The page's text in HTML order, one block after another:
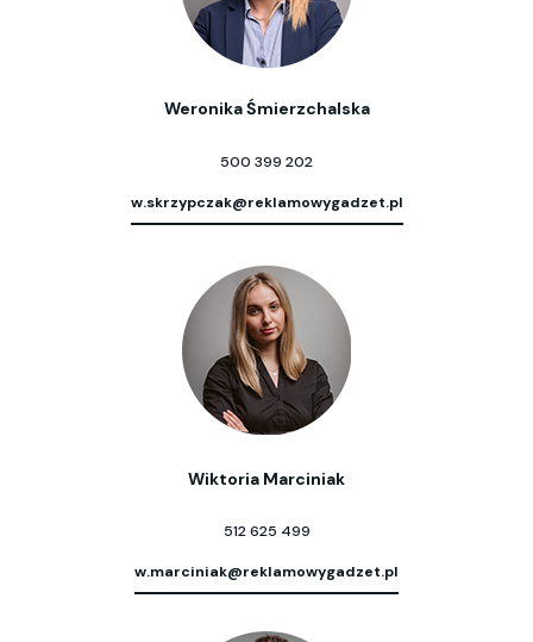
Weronika Śmierzchalska
500 399 202
w.skrzypczak@reklamowygadzet.pl
Wiktoria Marciniak
512 625 499
w.marciniak@reklamowygadzet.pl